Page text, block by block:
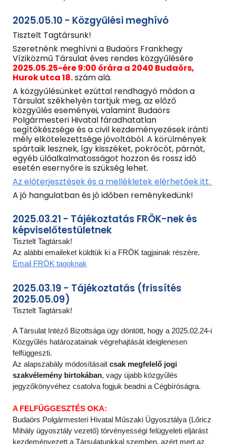
2025.05.10 - Közgyűlési meghívó
Tisztelt Tagtársunk!
Szeretnénk meghívni a Budaörs Frankhegy
Víziközmű Társulat éves rendes közgyűlésére
2025.05.25-ére 9:00 órára a 2040 Budaörs,
Hurok utca 18.szám alá.
A közgyűlésünket ezúttal rendhagyó módon a
Társulat székhelyén tartjuk meg, az előző
közgyűlés eseményei, valamint Budaörs
Polgármesteri Hivatal fáradhatatlan
segítőkészsége és a civil kezdeményezések iránti
mély elkötelezettsége jóvoltából. A körülmények
spártaik lesznek, így kisszéket, pokrócót, párnát,
egyéb ülőalkalmatosságot hozzon és rossz idő
esetén esernyőre is szükség lehet.
Az előterjesztések és a mellékletek elérhetőek itt.
A jó hangulatban és jó időben reménykedünk!
2025.03.21 - Tájékoztatás FRÖK-nek és
képviselőtestületnek
Tisztelt Tagtársak!
Az alábbi emaileket küldtük ki a FRÖK tagjainak részére.
Email FRÖK tagoknak
2025.03.19 - Tájékoztatás (frissítés
2025.05.09)
Tisztelt Tagtársak!
A Társulat Intéző Bizottsága úgy döntött, hogy a 2025.02.24-i
Közgyűlés határozatainak végrehajtását ideiglenesen
felfüggeszti.
Az alapszabály módosításaitcsak megfelelő jogi
szakvélemény birtokában, vagy újabb közgyűlés
jegyzőkönyvéhez csatolva fogjuk beadni a Cégbíróságra.
A FELFÜGGESZTÉS OKA:
Budaörs Polgármesteri Hivatal Műszaki Ügyosztálya (Lőricz
Mihály ügyosztály vezető) törvényességi felügyeleti eljárást
kezdeményezett a Társulatunkkal szemben, azért mert az